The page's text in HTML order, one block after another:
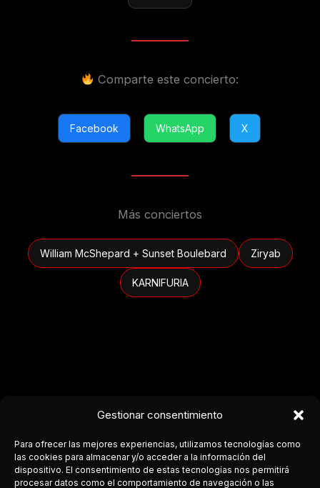
Gestionar consentimiento
Para ofrecer las mejores experiencias, utilizamos tecnologías como
las cookies para almacenar y/o acceder a la información del
dispositivo. El consentimiento de estas tecnologías nos permitirá
procesar datos como el comportamiento de navegación o las
Comparte este concierto:
Facebook WhatsApp X
Más conciertos
William McShepard + Sunset Boulebard Ziryab
KARNIFURIA